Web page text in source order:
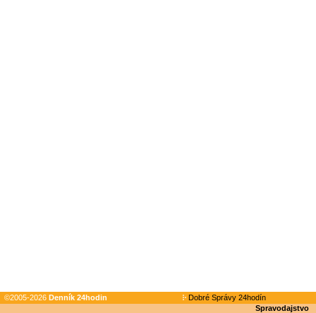
©2005-2026 Denník 24hodin
Dobré Správy 24hodín
Spravodajstvo